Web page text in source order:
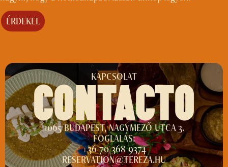
ÉRDEKEL
KAPCSOLAT
CONTACTO
1065 BUDAPEST, NAGYMEZŐ UTCA 3.
FOGLALÁS:
+36 70 368 9374
RESERVATION@TEREZA.HU